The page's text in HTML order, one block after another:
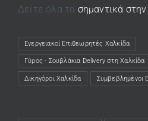
Δείτε όλα τα σημαντικά
Ενεργειακοί Επιθεωρητές Χαλκίδα
(opens in a new tab)
Γύρος - Σουβλάκια Delivery στη Χαλκίδα
(opens in a new tab)
Δικηγόροι Χαλκίδα
(opens in a new tab) Συμβεβλημένοι
(opens in a new